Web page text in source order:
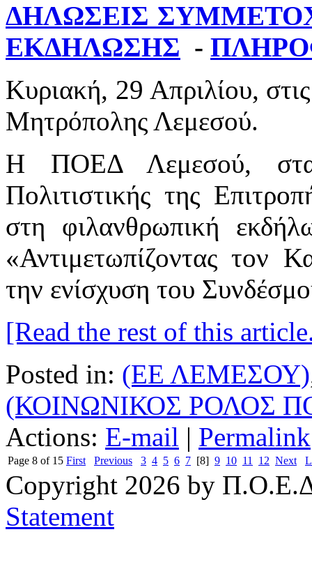
ΔΗΛΩΣΕΙΣ
ΕΚΔΗΛΩΣΗΣ -
Κυριακή, 29 Απριλίου,
Μητρόπολης Λεμεσού.
Η ΠΟΕΔ Λεμεσού, στα
Πολιτιστικής της
στη φιλανθρωπική
«Αντιμετωπίζοντας τον
την ενίσχυση του
[Read the rest of this
Posted in: (ΕΕ ΛΕΜΕΣΟΥ)
(ΚΟΙΝΩΝΙΚΟΣ ΡΟΛΟΣ
Actions: E-mail | Permalink
Page 8 of 15 First Previous 3 4 5 6 7 [8] 9 10 11 12 Next
Copyright 2026 by
Statement